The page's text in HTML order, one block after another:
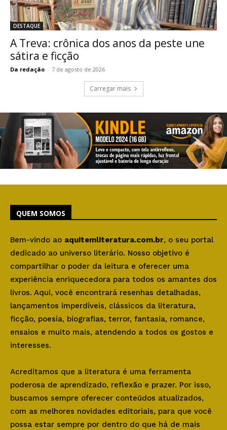
DESTAQUE
A Treva: crônica dos anos da peste une
sátira e ficção
Da redação - 7 de agosto de 2026
Carregar mais
QUEM SOMOS
Bem-vindo ao aquitemliteratura.com.br, o seu portal
dedicado ao universo literário. Nosso objetivo é
compartilhar o poder da leitura e oferecer uma
experiência enriquecedora para todos os amantes dos
livros. Aqui, você encontrará resenhas detalhadas,
lançamentos imperdíveis, clássicos da literatura,
ficção, poesia, biografias, terror, fantasia, romance,
ensaios e muito mais, atendendo a todos os gostos e
interesses.
Acreditamos que a literatura é uma ferramenta
poderosa de aprendizado, reflexão e prazer. Por isso,
buscamos sempre oferecer conteúdos atualizados,
com as melhores novidades editoriais, para que você
possa estar sempre por dentro do que há de mais